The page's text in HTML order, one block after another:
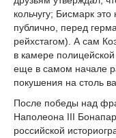
кольчугу; Бисмарк
публично, перед
рейхстагом). А сам
в камере
еще в самом начале
покушения на столь
После победы над
Наполеона III
российской